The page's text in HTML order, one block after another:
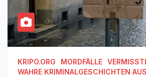
KRIPO.ORG MORDFÄLLE
WAHRE KRIMINALGESCHICHTEN